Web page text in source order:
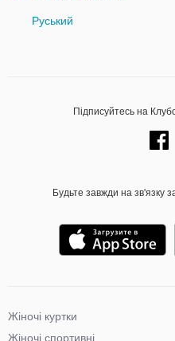
Руський
Підписуйтесь на
Будьте завжди на зв'язку
Жіночі куртки
Жіночі спортивні